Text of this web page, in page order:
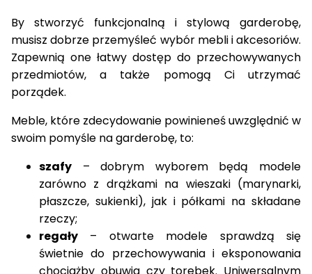
By stworzyć funkcjonalną i stylową garderobę,
musisz dobrze przemyśleć wybór mebli i akcesoriów.
Zapewnią one łatwy dostęp do przechowywanych
przedmiotów, a także pomogą Ci utrzymać
porządek.
Meble, które zdecydowanie powinieneś uwzględnić w
swoim pomyśle na garderobę, to:
szafy – dobrym wyborem będą modele
zarówno z drążkami na wieszaki(marynarki,
płaszcze, sukienki), jak i półkami na składane
rzeczy;
regały – otwarte modele sprawdzą się
świetnie do przechowywania i eksponowania
chociażby obuwiaczy torebek. Uniwersalnym